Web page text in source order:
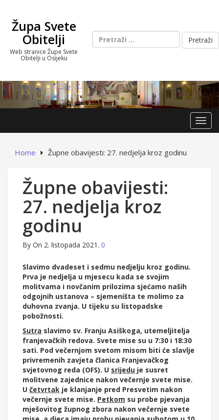
contentŽupa Svete
Obitelji
Web stranice Župe Svete
Obitelji u Osijeku
Pretraži:
Home Župne obavijesti: 27. nedjelja kroz godinu
Župne obavijesti:
27. nedjelja kroz
godinu
By On 2. listopada 2021. 0
Slavimo dvadeset i sedmu nedjelju kroz godinu.
Prva je nedjelja u mjesecu kada se svojim
molitvama i novčanim prilozima sjećamo naših
odgojnih ustanova – sjemeništa te molimo za
duhovna zvanja. U tijeku su listopadske
pobožnosti.
Sutra slavimo sv. Franju Asiškoga, utemeljitelja
franjevačkih redova. Svete mise su u 7:30 i 18:30
sati. Pod večernjom svetom misom biti će slavlje
privremenih zavjeta članica Franjevačkog
svjetovnog reda (OFS). U srijedu je susret
molitvene zajednice nakon večernje svete mise.
U četvrtak je klanjanje pred Presvetim nakon
večernje svete mise. Petkom su probe pjevanja
mješovitog župnog zbora nakon večernje svete